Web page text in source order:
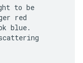
to be
red
blue.